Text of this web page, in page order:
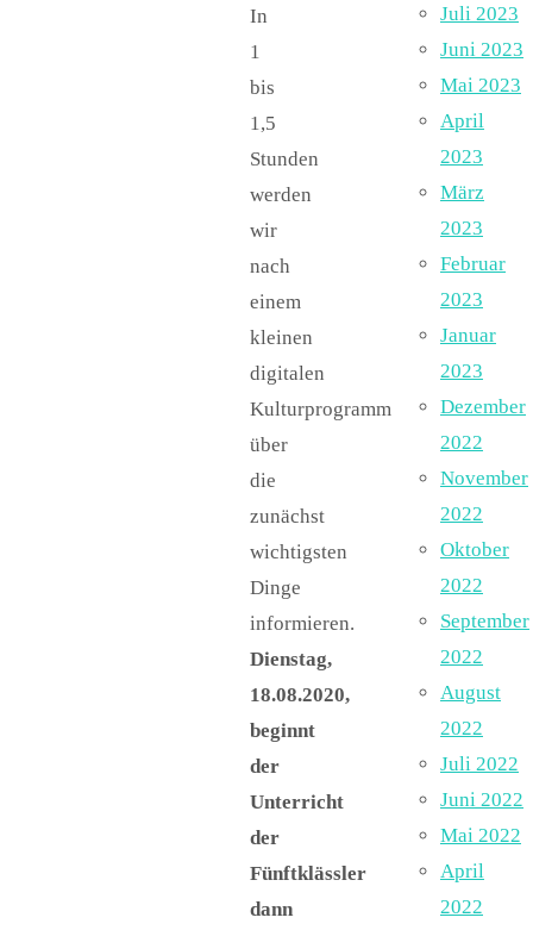
In
1
bis
1,5
Stunden
werden
wir
nach
einem
kleinen
digitalen
Kulturprogramm
über
die
zunächst
wichtigsten
Dinge
informieren.
Dienstag,
18.08.2020,
beginnt
der
Unterricht
der
Fünftklässler
dann
Juli 2023
Juni 2023
Mai 2023
April
2023
März
2023
Februar
2023
Januar
2023
Dezember
2022
November
2022
Oktober
2022
September
2022
August
2022
Juli 2022
Juni 2022
Mai 2022
April
2022